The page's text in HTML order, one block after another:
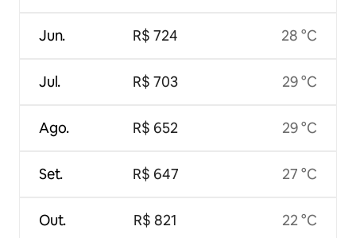
Jun.
Jul.
Ago.
Set.
Out.
R$ 724
R$ 703
R$ 652
R$ 647
R$ 821
28 °C
29 °C
29 °C
27 °C
22 °C